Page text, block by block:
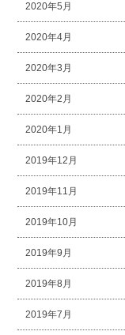
2020年5月
2020年4月
2020年3月
2020年2月
2020年1月
2019年12月
2019年11月
2019年10月
2019年9月
2019年8月
2019年7月